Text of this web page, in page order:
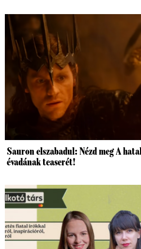
Sauron elszabadul: Nézd meg A
évadának teaserét!